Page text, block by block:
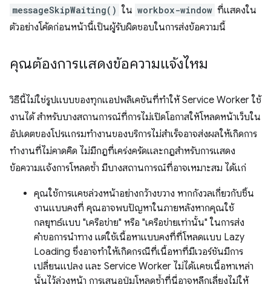
messageSkipWaiting() ใน workbox-window ที่แสดงใน
ตัวอย่างโค้ดก่อนหน้านี้เป็นผู้รับผิดชอบในการส่งข้อความนี้
คุณต้องการแสดงข้อความแจ้งไหม
วิธีนี้ไม่ใช่รูปแบบของทุกแอปพลิเคชันที่ทำให้ Service Worker ใช้
งานได้ สำหรับบางสถานการณ์ที่การไม่เปิดโอกาสให้โหลดหน้าเว็บใน
อัปเดตของโปรแกรมทำงานของบริการไม่สำเร็จอาจส่งผลให้เกิดการ
ทำงานที่ไม่คาดคิด ไม่มีกฎที่เคร่งครัดและกฎสำหรับการแสดง
ข้อความแจ้งการโหลดซ้ำ มีบางสถานการณ์ที่อาจเหมาะสม ได้แก่
คุณใช้การแคชล่วงหน้าอย่างกว้างขวาง หากกังวลเกี่ยวกับชิ้น
งานแบบคงที่ คุณอาจพบปัญหาในภายหลังหากคุณใช้
กลยุทธ์แบบ "เครือข่าย" หรือ "เครือข่ายเท่านั้น" ในการส่ง
คำขอการนำทาง แต่ใช้เนื้อหาแบบคงที่ที่โหลดแบบ Lazy
Loading ซึ่งอาจทำให้เกิดกรณีที่เนื้อหาที่มีเวอร์ชันมีการ
เปลี่ยนแปลง และ Service Worker ไม่ได้แคชเนื้อหาเหล่า
นั้นไว้ล่วงหน้า การเสนอปุ่มโหลดซ้ำที่นี่อาจหลีกเลี่ยงไม่ให้